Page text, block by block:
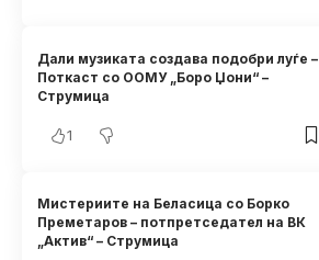
Дали музиката создава подобри луѓе –
Поткаст со ООМУ „Боро Џони“ –
Струмица
1
Мистериите на Беласица со Борко
Преметаров – потпретседател на ВК
„Актив“ – Струмица